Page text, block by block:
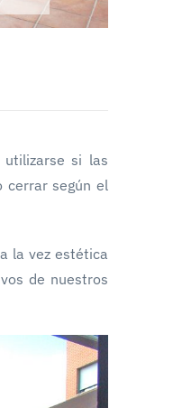
si las
cerrar según el
la vez estética
de nuestros